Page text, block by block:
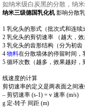
如纳米级白炭黑的分散，纳
纳米三级德国乳化机影响分散
1 乳化头的形式（批次式和连续
2 乳化头的剪切速率 （越大，效
3 乳化头的齿形结构（分为初齿
4 物料在分散墙体的停留时间，
5 循环次数（越多，效果越好，
线速度的计算
剪切速率的定义是两表面之间液
– 剪切速率 (s-1) = v 速率 (m/s)
g 定-转子 间距 (m)